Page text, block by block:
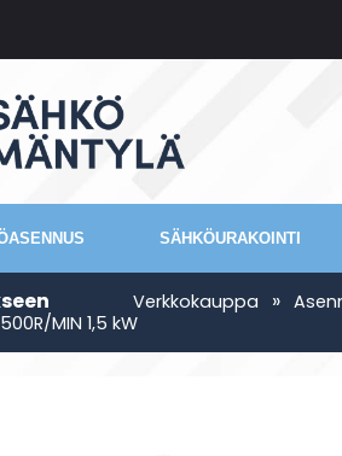
SÄHKÖURAKOINTI
Verkkokauppa »
MIN 1,5 kW